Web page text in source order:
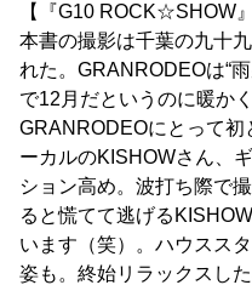
【『G10 ROCK☆SHOW
本書の撮影は千葉の九十
れた。GRANRODEOは“
で12月だというのに暖か
GRANRODEOにとって初
ーカルのKISHOWさん、
ション高め。波打ち際で
ると慌てて逃げる
います（笑）。ハウスス
姿も。終始リラックスし